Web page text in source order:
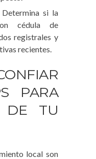
si la
cédula de
registrales y
recientes.
PARA
DE TU
local son